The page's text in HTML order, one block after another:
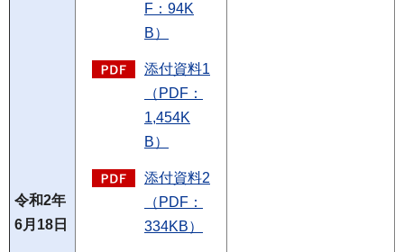
令和2年
6月18日
F：94K
B）
添付資料1
（PDF：
1,454K
B）
添付資料2
（PDF：
334KB）